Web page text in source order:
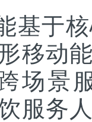
基于
移动
场景
服务